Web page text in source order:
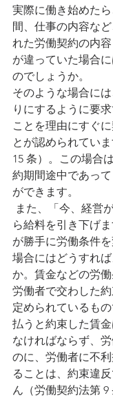
実際に働き始めた
間、仕事の内容な
れた労働契約の内
が違っていた場合
のでしょうか。
そのような場合に
りにするように要
ことを理由にすぐ
とが認められてい
15 条）。この場合
約期間途中であっ
ができます。
ら給料を引き下げ
が勝手に労働条件
場合にはどうすれ
か。賃金などの労
労働者で交わした
定められているも
払うと約束した賃
なければならず、
のに、労働者に不
ることは、約束違
ん（労働契約法第 9